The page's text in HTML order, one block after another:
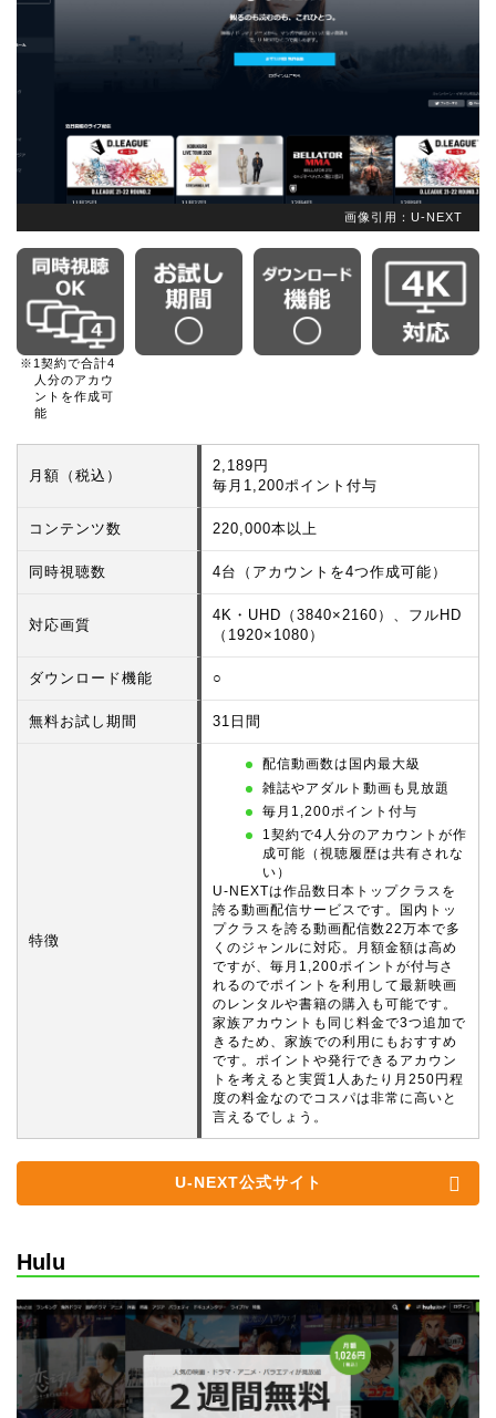
画像引用：U-NEXT
※1契約で合計4
人分のアカウ
ントを作成可
能
月額（税込）
2,189円
毎月1,200ポイント付与
コンテンツ数 220,000本以上
同時視聴数 4台（アカウントを4つ作成可能）
対応画質
4K・UHD（3840×2160）、フルHD
（1920×1080）
ダウンロード機能 ○
無料お試し期間 31日間
特徴
配信動画数は国内最大級
雑誌やアダルト動画も見放題
毎月1,200ポイント付与
1契約で4人分のアカウントが作
成可能（視聴履歴は共有されな
い）
U-NEXTは作品数日本トップクラスを
誇る動画配信サービスです。国内トッ
プクラスを誇る動画配信数22万本で多
くのジャンルに対応。月額金額は高め
ですが、毎月1,200ポイントが付与さ
れるのでポイントを利用して最新映画
のレンタルや書籍の購入も可能です。
家族アカウントも同じ料金で3つ追加で
きるため、家族での利用にもおすすめ
です。ポイントや発行できるアカウン
トを考えると実質1人あたり月250円程
度の料金なのでコスパは非常に高いと
言えるでしょう。
U-NEXT公式サイト
Hulu